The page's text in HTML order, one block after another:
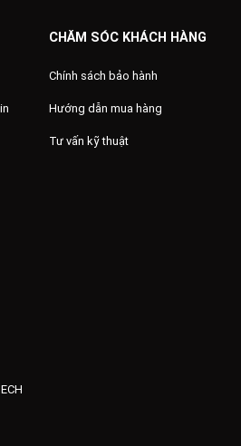
CHĂM SÓC KHÁCH HÀNG
Chính sách bảo hành
Hướng dẫn mua hàng
Tư vấn kỹ thuật